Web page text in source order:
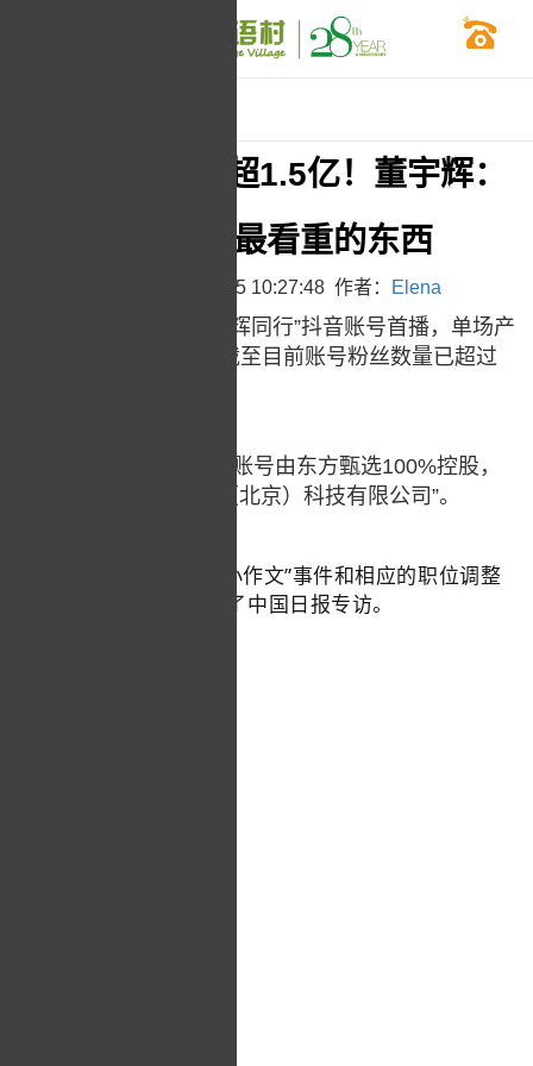
新号首播带货超1.5亿！董宇辉：
钱不是我最看重的东西
时间：2024-01-15 10:27:48 作者： Elena
9日晚，董宇辉新号“与辉同行”抖音账号首播，单场产
品销售额超1.5亿元。截至目前账号粉丝数量已超过
公开资料显示，该抖音账号由东方甄选100%控股，
认证信息为“与辉同行（北京）科技有限公司”。
去年12月20日，经历“小作文”事件和相应的职位调整
后，董宇辉在北京接受了中国日报专访。